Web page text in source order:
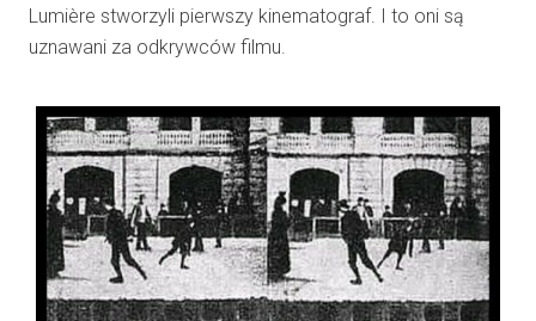
Lumière stworzyli pierwszy kinematograf. I to oni są
uznawani za odkrywców filmu.